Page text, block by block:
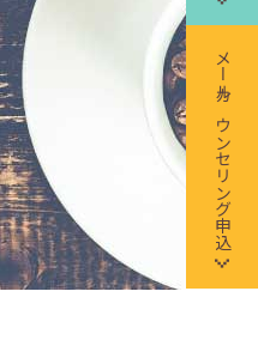
メールカウンセリング申込